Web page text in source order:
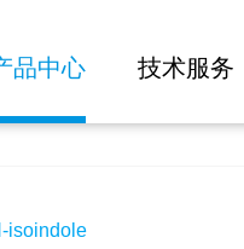
品中心 技术服务
isoindole